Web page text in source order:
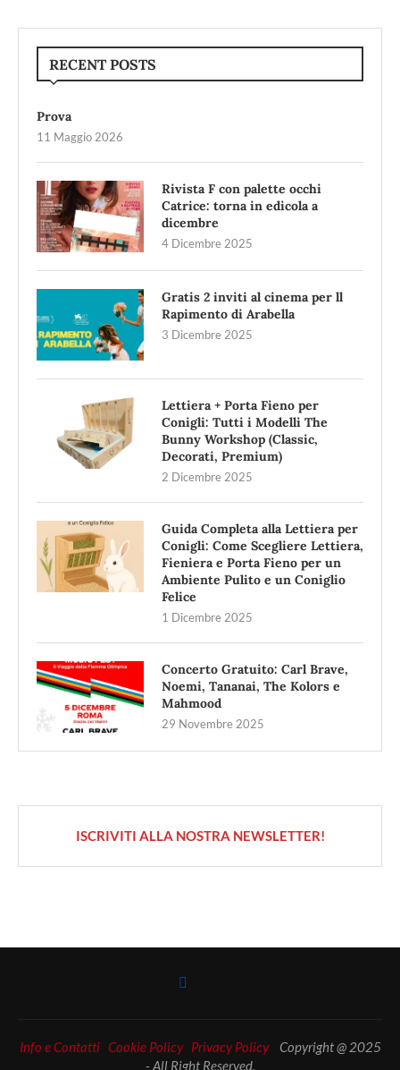
RECENT POSTS
Prova
11 Maggio 2026
Rivista F con palette occhi
Catrice: torna in edicola a
dicembre
4 Dicembre 2025
Gratis 2 inviti al cinema per ll
Rapimento di Arabella
3 Dicembre 2025
Lettiera + Porta Fieno per
Conigli: Tutti i Modelli The
Bunny Workshop (Classic,
Decorati, Premium)
2 Dicembre 2025
Guida Completa alla Lettiera per
Conigli: Come Scegliere Lettiera,
Fieniera e Porta Fieno per un
Ambiente Pulito e un Coniglio
Felice
1 Dicembre 2025
Concerto Gratuito: Carl Brave,
Noemi, Tananai, The Kolors e
Mahmood
29 Novembre 2025
ISCRIVITI ALLA NOSTRA NEWSLETTER!
Info e Contatti Cookie Policy Privacy PolicyCopyright @ 2025
- All Right Reserved.